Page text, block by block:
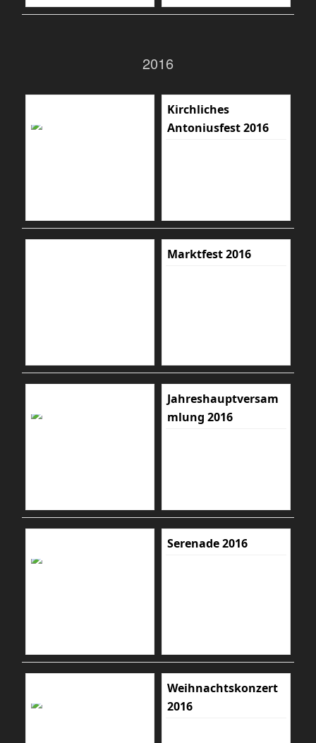
2016
Kirchliches
Antoniusfest 2016
Marktfest 2016
Jahreshauptversam
mlung 2016
Serenade 2016
Weihnachtskonzert
2016